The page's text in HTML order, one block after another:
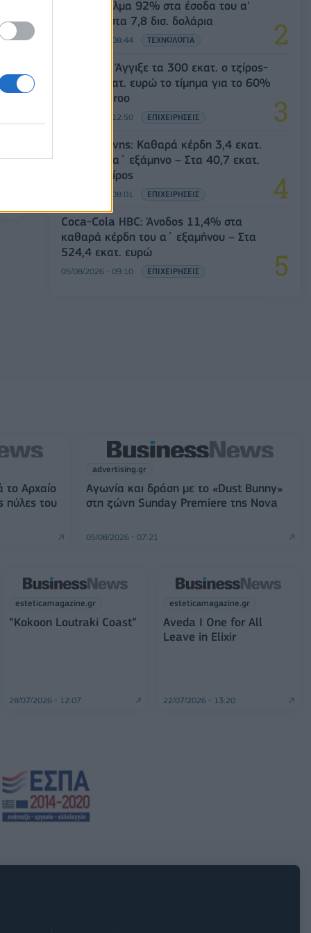
SpaceX: Άλμα 92% στα έσοδα του α'
τριμήνου στα 7,8 δισ. δολάρια
05/08/2026 - 08:44 ΤΕΧΝΟΛΟΓΙΑ
Evergood: Άγγιξε τα 300 εκατ. ο τζίρος-
Στα 10 εκατ. ευρώ το τίμημα για το 60%
του Jackaroo
05/08/2026 - 12:50 ΕΠΙΧΕΙΡΗΣΕΙΣ
Παπουτσάνης: Καθαρά κέρδη 3,4 εκατ.
ευρώ στο α΄ εξάμηνο – Στα 40,7 εκατ.
ευρώ ο τζίρος
05/08/2026 - 08:01 ΕΠΙΧΕΙΡΗΣΕΙΣ
Coca-Cola HBC: Άνοδος 11,4% στα
καθαρά κέρδη του α΄ εξαμήνου – Στα
524,4 εκατ. ευρώ
05/08/2026 - 09:10 ΕΠΙΧΕΙΡΗΣΕΙΣ
Αρχαίο
πύλες του
advertising.gr
Αγωνία και δράση με το «Dust Bunny»
στη ζώνη Sunday Premiere της Nova
05/08/2026 - 07:21
esteticamagazine.gr
“Kokoon Loutraki Coast”
28/07/2026 - 12:07
esteticamagazine.gr
Aveda I One for All
Leave in Elixir
22/07/2026 - 13:20